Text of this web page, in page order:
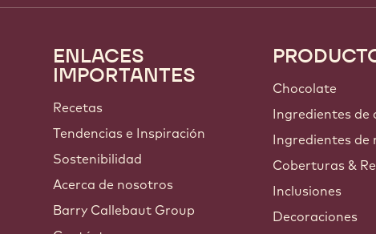
Footer
Callebaut
ENLACES
IMPORTANTES
Recetas
Tendencias e Inspiración
Sostenibilidad
Acerca de nosotros
Barry Callebaut Group
Chocolate
Ingredientes de
Ingredientes de
Coberturas &
Inclusiones
Decoraciones